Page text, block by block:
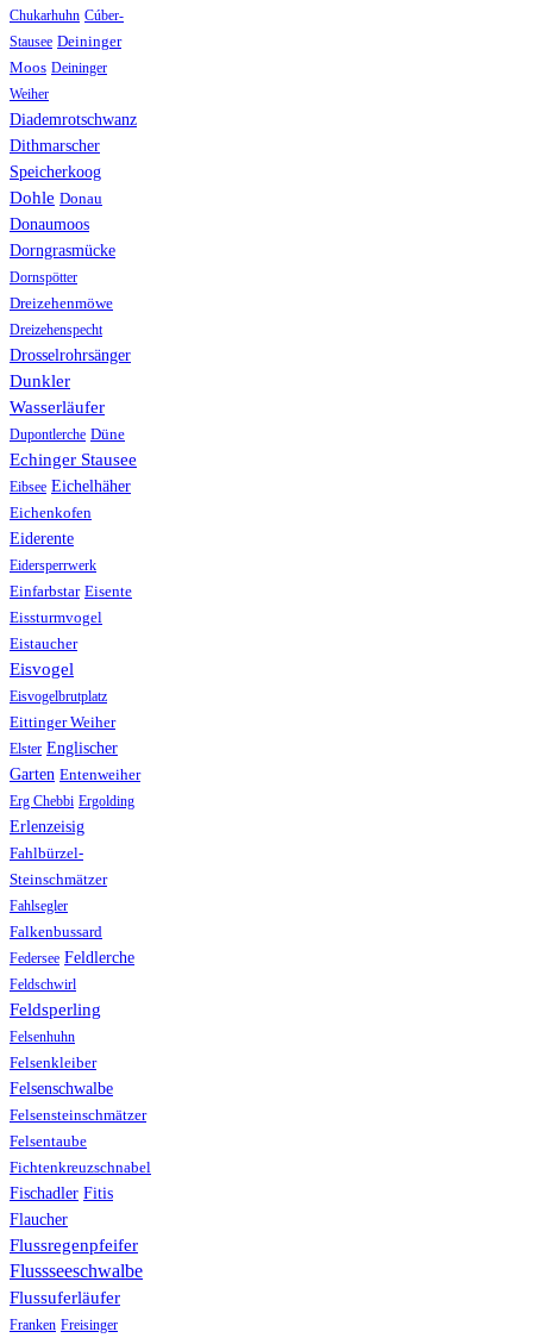
Chukarhuhn Cúber-
Stausee Deininger
Moos Deininger
Weiher
Diademrotschwanz
Dithmarscher
Speicherkoog
Dohle Donau
Donaumoos
Dorngrasmücke
Dornspötter
Dreizehenmöwe
Dreizehenspecht
Drosselrohrsänger
Dunkler
Wasserläufer
Dupontlerche Düne
Echinger Stausee
Eibsee Eichelhäher
Eichenkofen
Eiderente
Eidersperrwerk
Einfarbstar Eisente
Eissturmvogel
Eistaucher
Eisvogel
Eisvogelbrutplatz
Eittinger Weiher
Elster Englischer
Garten Entenweiher
Erg Chebbi Ergolding
Erlenzeisig
Fahlbürzel-
Steinschmätzer
Fahlsegler
Falkenbussard
Federsee Feldlerche
Feldschwirl
Feldsperling
Felsenhuhn
Felsenkleiber
Felsenschwalbe
Felsensteinschmätzer
Felsentaube
Fichtenkreuzschnabel
Fischadler Fitis
Flaucher
Flussregenpfeifer
Flussseeschwalbe
Flussuferläufer
Franken Freisinger